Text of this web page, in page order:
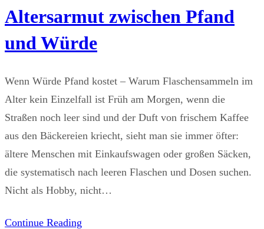
Altersarmut zwischen Pfand
und Würde
Wenn Würde Pfand kostet – Warum Flaschensammeln im
Alter kein Einzelfall ist Früh am Morgen, wenn die
Straßen noch leer sind und der Duft von frischem Kaffee
aus den Bäckereien kriecht, sieht man sie immer öfter:
ältere Menschen mit Einkaufswagen oder großen Säcken,
die systematisch nach leeren Flaschen und Dosen suchen.
Nicht als Hobby, nicht…
Continue Reading